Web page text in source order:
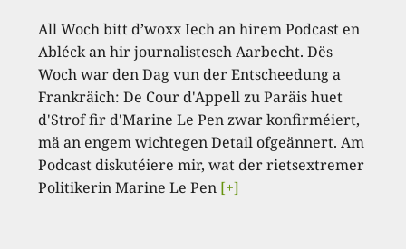
All Woch bitt d’woxx Iech an hirem Podcast en
Abléck an hir journalistesch Aarbecht. Dës
Woch war den Dag vun der Entscheedung a
Frankräich: De Cour d'Appell zu Paräis huet
d'Strof fir d'Marine Le Pen zwar konfirméiert,
mä an engem wichtegen Detail ofgeännert. Am
Podcast diskutéiere mir, wat der rietsextremer
Politikerin Marine Le Pen [+]